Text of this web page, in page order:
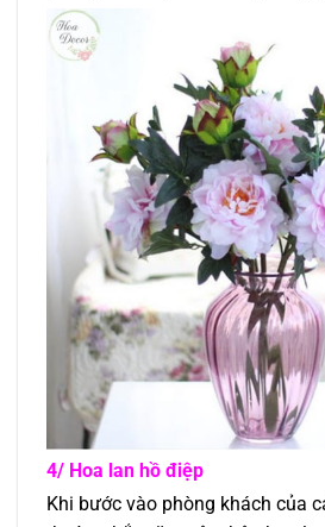
4/ Hoa lan hồ điệp
Khi bước vào phòng khách của